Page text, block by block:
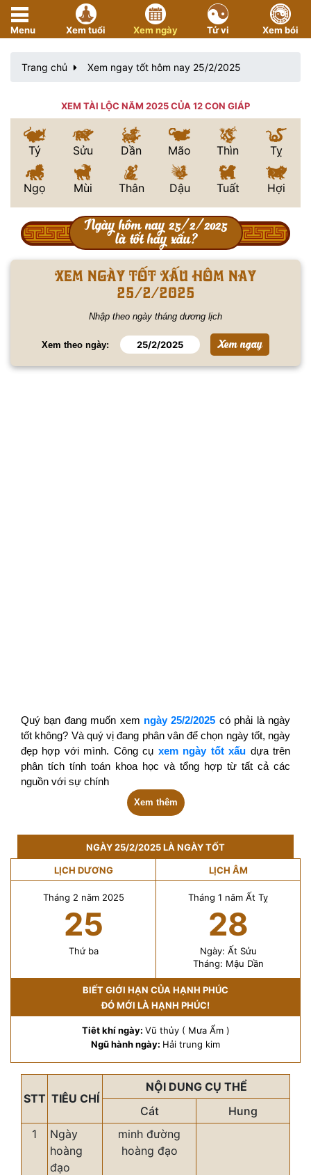
Menu Xem tuổi Xem ngày Tử vi Xem bói
Trang chủ Xem ngay tốt hôm nay 25/2/2025
XEM TÀI LỘC NĂM 2025 CỦA 12 CON GIÁP
Tý Sửu Dần Mão Thìn Tỵ
Ngọ Mùi Thân Dậu Tuất Hợi
Ngày hôm nay 25/2/2025
là tốt hay xấu?
Xem ngày tốt xấu hôm nay
25/2/2025
Nhập theo ngày tháng dương lịch
Xem theo ngày:
Quý bạn đang muốn xem ngày 25/2/2025 có phải là ngày
tốt không? Và quý vị đang phân vân để chọn ngày tốt, ngày
đẹp hợp với mình. Công cụ xem ngày tốt xấu dựa trên
phân tích tính toán khoa học và tổng hợp từ tất cả các
nguồn với sự chính
Xem thêm
NGÀY 25/2/2025 LÀ NGÀY TỐT
LỊCH DƯƠNG LỊCH ÂM
Tháng 2 năm 2025
25
Thứ ba
Tháng 1 năm Ất Tỵ
28
Ngày: Ất Sửu
Tháng: Mậu Dần
BIẾT GIỚI HẠN CỦA HẠNH PHÚC
ĐÓ MỚI LÀ HẠNH PHÚC!
Tiêt khí ngày: Vũ thủy ( Mưa Ẩm )
Ngũ hành ngày: Hải trung kim
STT TIÊU CHÍ
NỘI DUNG CỤ THỂ
Cát
Hung
1
Ngày
hoàng
đạo
minh đường
hoàng đạo